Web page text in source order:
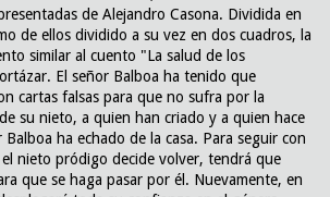
de Alejandro Casona. Dividida en
de ellos dividido a su vez en dos cuadros, la
similar al cuento "La salud de los
El señor Balboa ha tenido que
cartas falsas para que no sufra por la
su nieto, a quien han criado y a quien hace
ha echado de la casa. Para seguir con
nieto pródigo decide volver, tendrá que
que se haga pasar por él. Nuevamente, en